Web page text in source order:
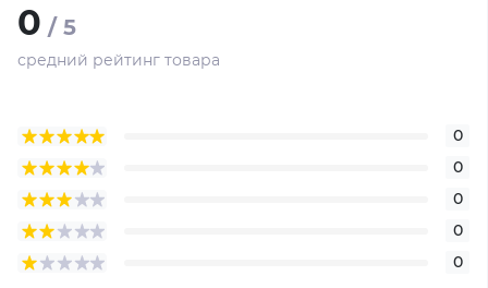
0 / 5
средний рейтинг товара
0
0
0
0
0